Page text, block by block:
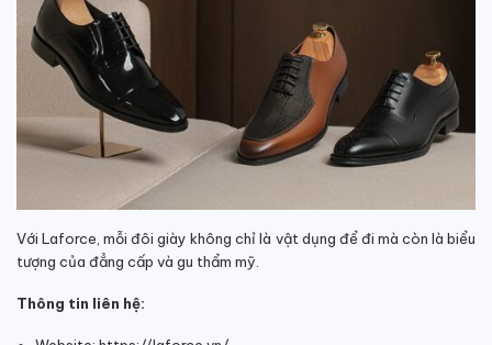
Với Laforce, mỗi đôi giày không chỉ là vật dụng để đi mà còn là biểu
tượng của đẳng cấp và gu thẩm mỹ.
Thông tin liên hệ: